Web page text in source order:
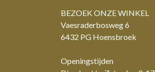
BEZOEK ONZE WINKEL
Vaesraderbosweg 6
6432 PG Hoensbroek
Openingstijden